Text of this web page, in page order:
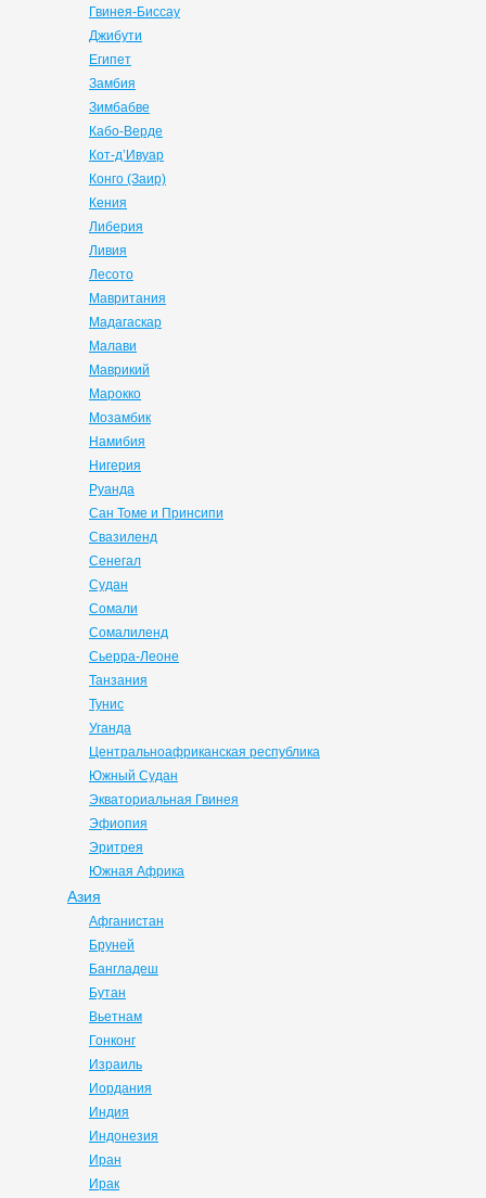
Гвинея-Биссау
Джибути
Египет
Замбия
Зимбабве
Кабо-Верде
Кот-д’Ивуар
Конго (Заир)
Кения
Либерия
Ливия
Лесото
Мавритания
Мадагаскар
Малави
Маврикий
Марокко
Мозамбик
Намибия
Нигерия
Руанда
Сан Томе и Принсипи
Свазиленд
Сенегал
Судан
Сомали
Сомалиленд
Сьерра-Леоне
Танзания
Тунис
Уганда
Центральноафриканская республика
Южный Судан
Экваториальная Гвинея
Эфиопия
Эритрея
Южная Африка
Азия
Афганистан
Бруней
Бангладеш
Бутан
Вьетнам
Гонконг
Израиль
Иордания
Индия
Индонезия
Иран
Ирак